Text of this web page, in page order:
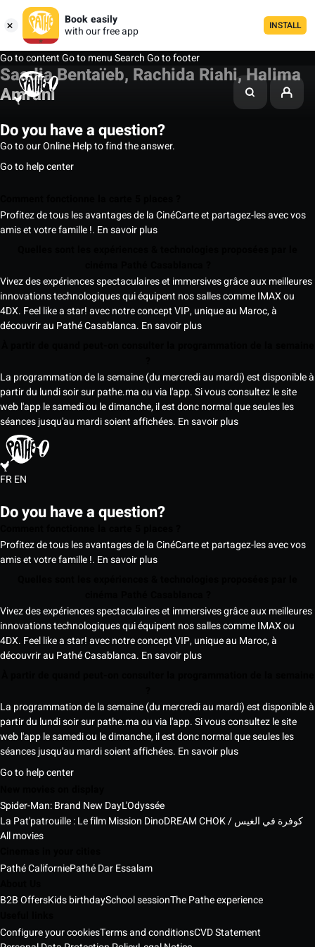
Book easily
with our free app
INSTALL
Go to contentGo to menuSearchGo to footer
Saadia Bentaïeb, Rachida Riahi, Halima
Amrani
Do you have a question?
Go to our Online Help to find the answer.
Go to help center
Profitez de tous les avantages de la CinéCarte et partagez-les avec vos
amis et votre famille !. En savoir plus
Vivez des expériences spectaculaires et immersives grâce aux meilleures
innovations technologiques qui équipent nos salles comme IMAX ou
4DX. Feel like a star! avec notre concept VIP, unique au Maroc, à
découvrir au Pathé Casablanca. En savoir plus
La programmation de la semaine (du mercredi au mardi) est disponible à
partir du lundi soir sur pathe.ma ou via l'app. Si vous consultez le site
web l'app le samedi ou le dimanche, il est donc normal que seules les
séances jusqu'au mardi soient affichées. En savoir plus
FREN
Do you have a question?
Profitez de tous les avantages de la CinéCarte et partagez-les avec vos
amis et votre famille !. En savoir plus
Vivez des expériences spectaculaires et immersives grâce aux meilleures
innovations technologiques qui équipent nos salles comme IMAX ou
4DX. Feel like a star! avec notre concept VIP, unique au Maroc, à
découvrir au Pathé Casablanca. En savoir plus
La programmation de la semaine (du mercredi au mardi) est disponible à
partir du lundi soir sur pathe.ma ou via l'app. Si vous consultez le site
web l'app le samedi ou le dimanche, il est donc normal que seules les
séances jusqu'au mardi soient affichées. En savoir plus
Go to help center
Spider-Man: Brand New DayL'Odyssée
La Pat'patrouille : Le film Mission Dino
DREAM CHOK / كوفرة في الغيس
All movies
Pathé CaliforniePathé Dar Essalam
B2B OffersKids birthdaySchool sessionThe Pathe experience
Configure your cookiesTerms and conditionsCVD Statement